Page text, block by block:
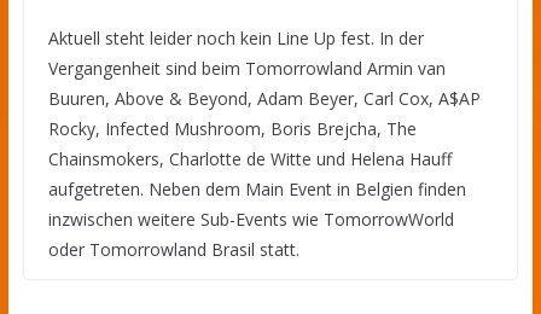
Aktuell steht leider noch kein Line Up fest. In der
Vergangenheit sind beim Tomorrowland Armin van
Buuren, Above & Beyond, Adam Beyer, Carl Cox, A$AP
Rocky, Infected Mushroom, Boris Brejcha, The
Chainsmokers, Charlotte de Witte und Helena Hauff
aufgetreten. Neben dem Main Event in Belgien finden
inzwischen weitere Sub-Events wie TomorrowWorld
oder Tomorrowland Brasil statt.